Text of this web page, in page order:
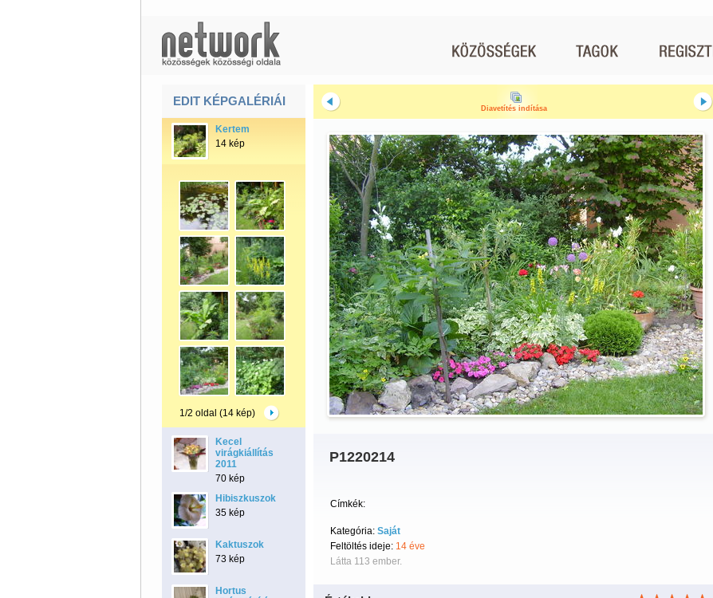
EDIT KÉPGALÉRIÁI
Kertem
14 kép
1/2 oldal (14 kép)
Kecel
virágkiállítás
2011
70 kép
Hibiszkuszok
35 kép
Kaktuszok
73 kép
Hortus
Diavetítés indítása
P1220214
Címkék:
Kategória: Saját
Feltöltés ideje: 14 éve
Látta 113 ember.